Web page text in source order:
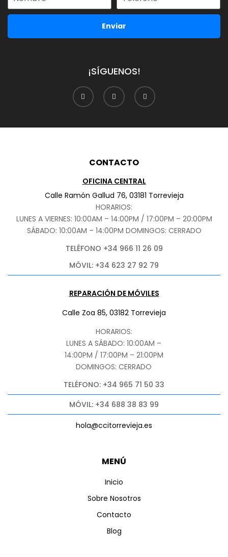
Enviar
¡SÍGUENOS!
MENÚ
Inicio
Sobre Nosotros
Contacto
Blog
CONTACTO
OFICINA CENTRAL
Calle Ramón Gallud 76, 03181 Torrevieja
HORARIOS:
LUNES A VIERNES: 10:00AM – 14:00PM / 17:00PM – 20:00PM
SÁBADO: 10:00AM – 14:00PM DOMINGOS: CERRADO
TELÉFONO +34 966 11 26 09
MÓVIL: +34 623 27 92 79
REPARACIÓN DE MÓVILES
Calle Zoa 85, 03182 Torrevieja
HORARIOS:
LUNES A SÁBADO: 10:00AM –
14:00PM / 17:00PM – 21:00PM
DOMINGOS: CERRADO
TELÉFONO: +34 965 71 50 33
MÓVIL: +34 688 38 83 99
hola@ccitorrevieja.es